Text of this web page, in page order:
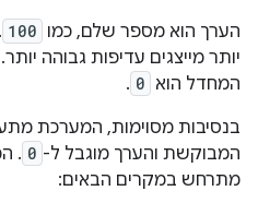
הערך הוא מספר שלם, כמו 100
יותר מייצגים עדיפות גבוהה
המחדל הוא 0
.
בנסיבות מסוימות, המערכת
המבוקשת והערך מוגבל ל- 0
.
מתרחש במקרים הבאים: